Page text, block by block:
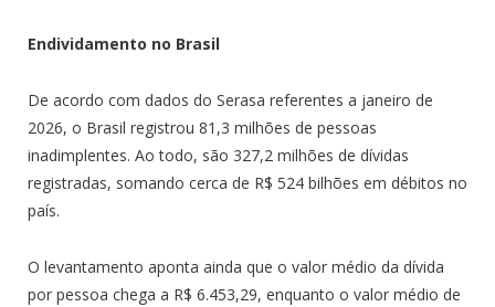
Endividamento no Brasil
De acordo com dados do Serasa referentes a janeiro de
2026, o Brasil registrou 81,3 milhões de pessoas
inadimplentes. Ao todo, são 327,2 milhões de dívidas
registradas, somando cerca de R$ 524 bilhões em débitos no
país.
O levantamento aponta ainda que o valor médio da dívida
por pessoa chega a R$ 6.453,29, enquanto o valor médio de